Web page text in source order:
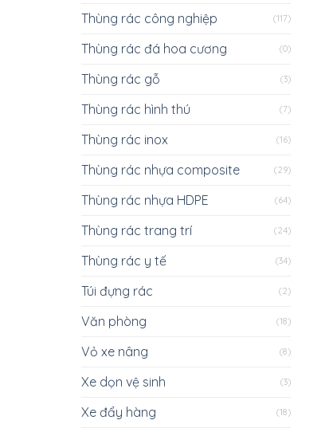
Thùng rác công nghiệp (117)
Thùng rác đá hoa cương (0)
Thùng rác gỗ (3)
Thùng rác hình thú (7)
Thùng rác inox (16)
Thùng rác nhựa composite (29)
Thùng rác nhựa HDPE (64)
Thùng rác trang trí (24)
Thùng rác y tế (34)
Túi đựng rác (2)
Văn phòng (18)
Vỏ xe nâng (8)
Xe dọn vệ sinh (3)
Xe đẩy hàng (18)